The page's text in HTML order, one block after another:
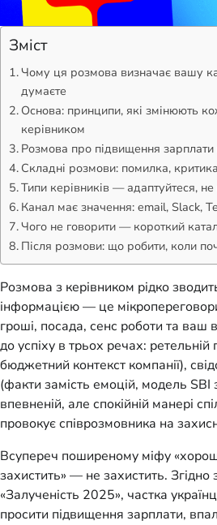
Зміст
Чому ця розмова визначає вашу
думаєте
Основа: принципи, які змінюють
керівником
Розмова про підвищення
Складні розмови: помилка,
Типи керівників — адаптуйтеся, не
Канал має значення: email, Slack,
Чого не говорити — короткий
Після розмови: що робити, коли
Розмова з керівником рідко
інформацією — це
гроші, посада, сенс роботи та ваш
до успіху в трьох речах: ретельній
бюджетний контекст компанії),
(факти замість емоцій, модель SBI
впевненій, але спокійній манері
провокує співрозмовника на
Всупереч поширеному міфу
захистить» — не захистить.
«Залученість 2025», частка
просити підвищення зарплати,